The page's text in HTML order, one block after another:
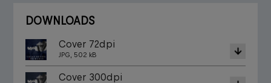
DOWNLOADS
Cover 72dpi
JPG, 502 kB
Cover 300dpi